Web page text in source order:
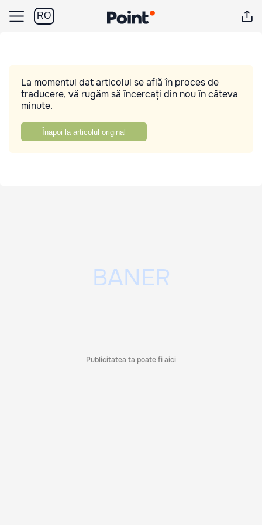
RO
La momentul dat articolul se află în proces de
traducere, vă rugăm să încercați din nou în câteva
minute.
Înapoi la articolul original
Publicitatea ta poate fi aici